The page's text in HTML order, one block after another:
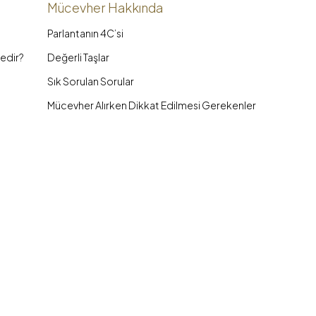
Mücevher Hakkında
Parlantanın 4C’si
Değerli Taşlar
Sık Sorulan Sorular
Mücevher Alırken Dikkat Edilmesi Gerekenler